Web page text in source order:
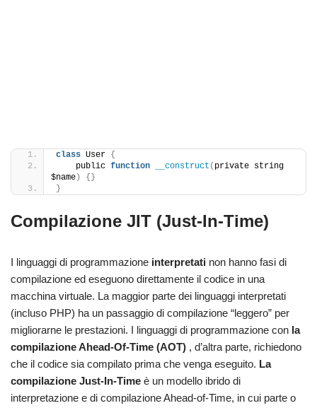
class User {
    public
function __construct ( private string
$name )
{}
}
Compilazione JIT (Just-In-Time)
I linguaggi di programmazione interpretati non hanno fasi di
compilazione ed eseguono direttamente il codice in una
macchina virtuale. La maggior parte dei linguaggi interpretati
(incluso PHP) ha un passaggio di compilazione “leggero” per
migliorarne le prestazioni. I linguaggi di programmazione con la
compilazione Ahead-Of-Time (AOT) , d’altra parte, richiedono
che il codice sia compilato prima che venga eseguito. La
compilazione Just-In-Time è un modello ibrido di
interpretazione e di compilazione Ahead-of-Time, in cui parte o